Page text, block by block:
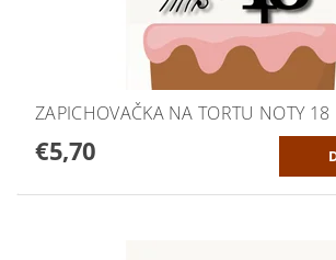
ZAPICHOVAČKA NA TORTU NOTY 18
€5,70